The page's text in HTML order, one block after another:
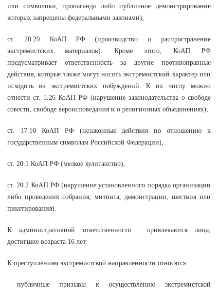
или символики, пропаганда либо публичное демонстрирование
которых запрещены федеральными законами);
ст. 20.29 КоАП РФ (производство и распространение
экстремистских материалов). Кроме этого, КоАП РФ
предусматривает ответственность за другие противоправные
действия, которые также могут носить экстремистский характер или
исходить из экстремистских побуждений. К их числу можно
отнести ст. 5.26 КоАП РФ (нарушение законодательства о свободе
совести, свободе вероисповедания и о религиозных объединениях),
ст. 17.10 КоАП РФ (незаконные действия по отношению к
государственным символам Российской Федерации),
ст. 20.1 КоАП РФ (мелкое хулиганство),
ст. 20.2 КоАП РФ (нарушение установленного порядка организации
либо проведения собрания, митинга, демонстрации, шествия или
пикетирования).
К административной ответственности привлекаются лица,
достигшие возраста 16 лет.
К преступлениям экстремистской направленности относятся:
публичные призывы к осуществлению экстремистской